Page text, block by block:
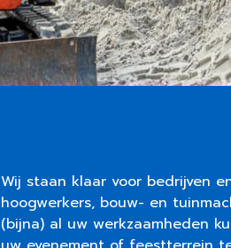
Wij staan klaar voor bedrijven
hoogwerkers, bouw- en
(bijna) al uw werkzaamheden